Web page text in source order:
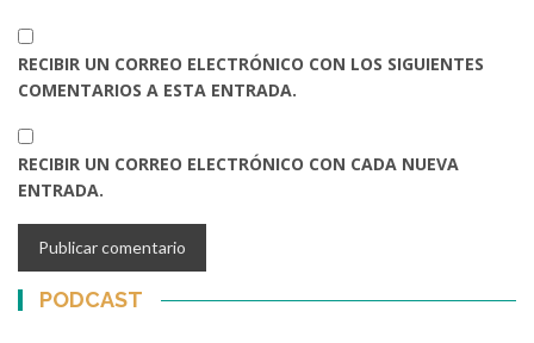
RECIBIR UN CORREO ELECTRÓNICO CON LOS SIGUIENTES
COMENTARIOS A ESTA ENTRADA.
RECIBIR UN CORREO ELECTRÓNICO CON CADA NUEVA
ENTRADA.
PODCAST